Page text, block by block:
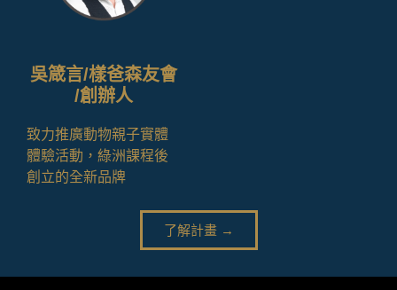
吳箴言/樣爸森友會
/創辦人
致力推廣動物親子實體
體驗活動，綠洲課程後
創立的全新品牌
了解計畫 →